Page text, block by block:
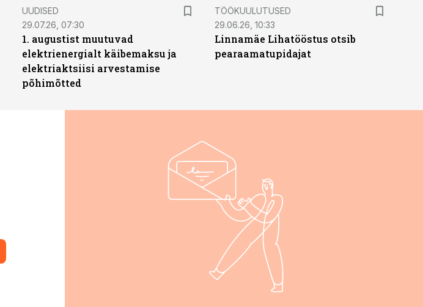
UUDISED
29.07.26, 07:30
1. augustist muutuvad
elektrienergialt käibemaksu ja
elektriaktsiisi arvestamise
põhimõtted
ST
TÖÖKUULUTUSED
29.06.26, 10:33
Linnamäe Lihatööstus otsib
pearaamatupidajat